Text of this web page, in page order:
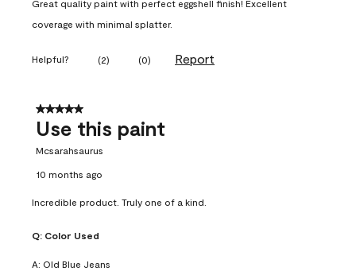
Great quality paint with perfect eggshell finish! Excellent
coverage with minimal splatter.
Helpful? (2) (0) Report
5 out of 5 stars.
Use this paint
Mcsarahsaurus
10 months ago
Incredible product. Truly one of a kind.
Q: Color Used
A: Old Blue Jeans